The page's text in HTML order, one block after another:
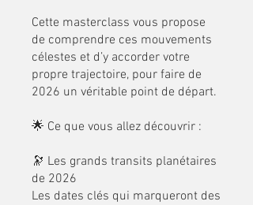
Cette masterclass vous propose
de comprendre ces mouvements
célestes et d’y accorder votre
propre trajectoire, pour faire de
2026 un véritable point de départ.
🌟 Ce que vous allez découvrir :
🔭 Les grands transits planétaires
de 2026
Les dates clés qui marqueront des